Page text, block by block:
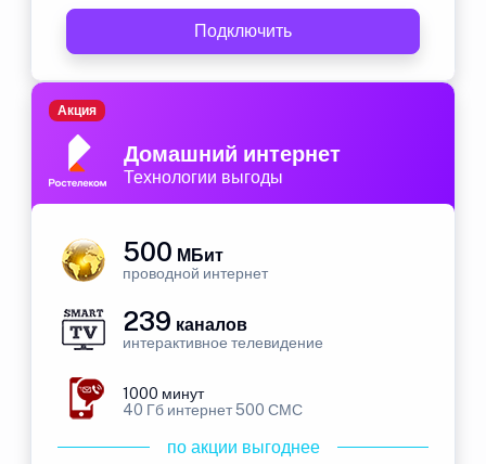
Подключить
Домашний интернет
Технологии выгоды
Акция
500 МБит
проводной интернет
239 каналов
интерактивное телевидение
1000 минут
40 Гб интернет 500 СМС
по акции выгоднее